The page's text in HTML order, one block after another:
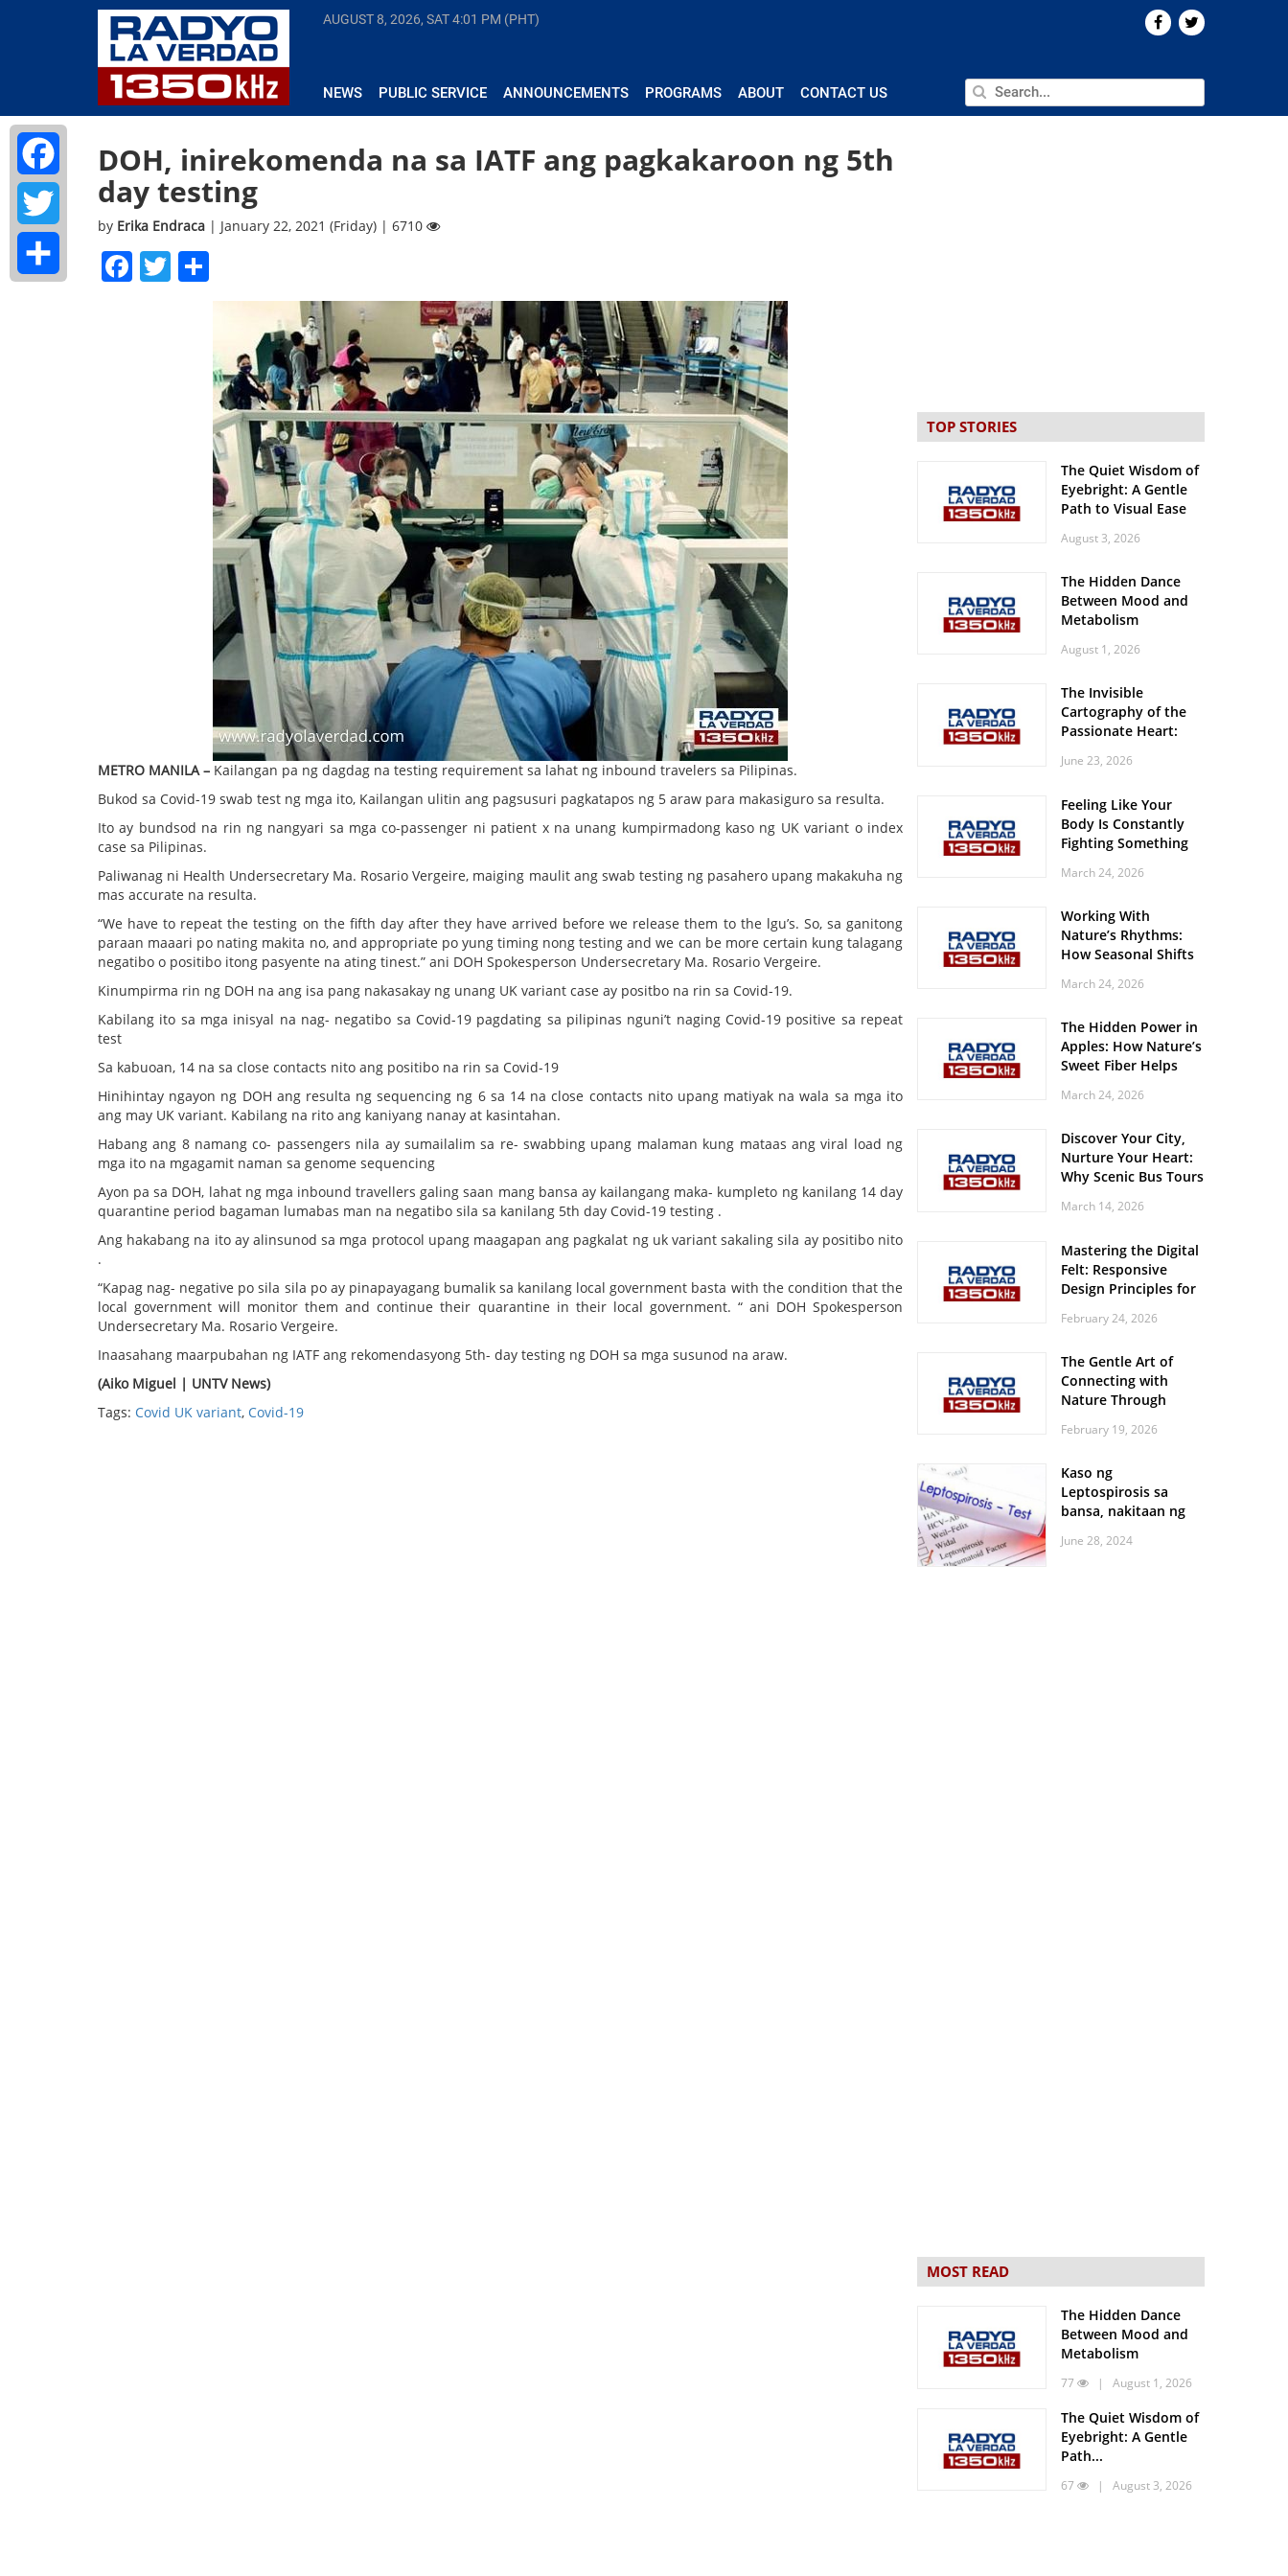
AUGUST 8, 2026, SAT4:01 PM (PHT)
NEWS PUBLIC SERVICE ANNOUNCEMENTS PROGRAMS ABOUT CONTACT US
DOH, inirekomenda na sa IATF ang pagkakaroon ng 5th
day testing
by Erika Endraca | January 22, 2021 (Friday) | 6710
Facebook
Twitter
METRO MANILA – Kailangan pa ng dagdag na testing requirement sa lahat ng inbound travelers sa Pilipinas.
Bukod sa Covid-19 swab test ng mga ito, Kailangan ulitin ang pagsusuri pagkatapos ng 5 araw para makasiguro sa resulta.
Ito ay bundsod na rin ng nangyari sa mga co-passenger ni patient x na unang kumpirmadong kaso ng UK variant o index
case sa Pilipinas.
Paliwanag ni Health Undersecretary Ma. Rosario Vergeire, maiging maulit ang swab testing ng pasahero upang makakuha ng
mas accurate na resulta.
“We have to repeat the testing on the fifth day after they have arrived before we release them to the lgu’s. So, sa ganitong
paraan maaari po nating makita no, and appropriate po yung timing nong testing and we can be more certain kung talagang
negatibo o positibo itong pasyente na ating tinest.” ani DOH Spokesperson Undersecretary Ma. Rosario Vergeire.
Kinumpirma rin ng DOH na ang isa pang nakasakay ng unang UK variant case ay positbo na rin sa Covid-19.
Kabilang ito sa mga inisyal na nag- negatibo sa Covid-19 pagdating sa pilipinas nguni’t naging Covid-19 positive sa repeat
test
Sa kabuoan, 14 na sa close contacts nito ang positibo na rin sa Covid-19
Hinihintay ngayon ng DOH ang resulta ng sequencing ng 6 sa 14 na close contacts nito upang matiyak na wala sa mga ito
ang may UK variant. Kabilang na rito ang kaniyang nanay at kasintahan.
Habang ang 8 namang co- passengers nila ay sumailalim sa re- swabbing upang malaman kung mataas ang viral load ng
mga ito na mgagamit naman sa genome sequencing
Ayon pa sa DOH, lahat ng mga inbound travellers galing saan mang bansa ay kailangang maka- kumpleto ng kanilang 14 day
quarantine period bagaman lumabas man na negatibo sila sa kanilang 5th day Covid-19 testing .
Ang hakabang na ito ay alinsunod sa mga protocol upang maagapan ang pagkalat ng uk variant sakaling sila ay positibo nito
.
“Kapag nag- negative po sila sila po ay pinapayagang bumalik sa kanilang local government basta with the condition that the
local government will monitor them and continue their quarantine in their local government. “ ani DOH Spokesperson
Undersecretary Ma. Rosario Vergeire.
Inaasahang maarpubahan ng IATF ang rekomendasyong 5th- day testing ng DOH sa mga susunod na araw.
(Aiko Miguel | UNTV News)
Tags: Covid UK variant, Covid-19
TOP STORIES
The Quiet Wisdom of
Eyebright: A Gentle
Path to Visual Ease
August 3, 2026
The Hidden Dance
Between Mood and
Metabolism
August 1, 2026
The Invisible
Cartography of the
Passionate Heart:
Spatial Solitude in
Roaring Stadiums
June 23, 2026
Feeling Like Your
Body Is Constantly
Fighting Something
Body Might Be
March 24, 2026
Working With
Nature’s Rhythms:
How Seasonal Shifts
and Vitality
March 24, 2026
The Hidden Power in
Apples: How Nature’s
Sweet Fiber Helps
Steady and Smooth
March 24, 2026
Discover Your City,
Nurture Your Heart:
Why Scenic Bus Tours
Practice
March 14, 2026
Mastering the Digital
Felt: Responsive
Design Principles for
February 24, 2026
The Gentle Art of
Connecting with
Nature Through
Walks
February 19, 2026
Kaso ng
Leptospirosis sa
bansa, nakitaan ng
June 28, 2024
MOST READ
The Hidden Dance
Between Mood and
Metabolism
77 | August 1, 2026
The Quiet Wisdom of
Eyebright: A Gentle
Path...
67 | August 3, 2026
Facebook
Twitter